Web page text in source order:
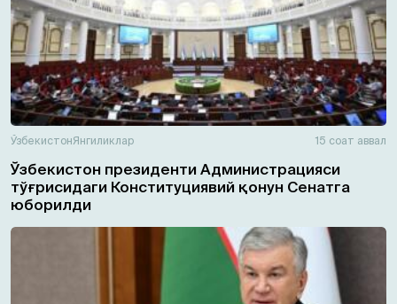
ЎзбекистонЯнгиликлар 15 соат аввал
Ўзбекистон президенти Администрацияси
тўғрисидаги Конституциявий қонун Сенатга
юборилди